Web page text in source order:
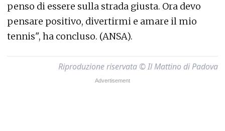
penso di essere sulla strada giusta. Ora devo
pensare positivo, divertirmi e amare il mio
tennis", ha concluso. (ANSA).
Riproduzione riservata © Il Mattino di Padova